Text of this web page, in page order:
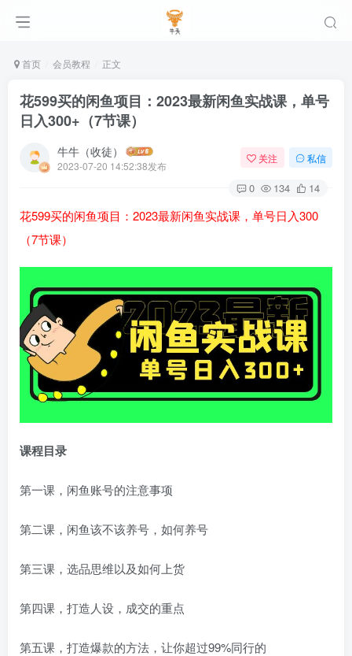
首页 会员教程 正文
花599买的闲鱼项目：2023最新闲鱼实战课，单号
日入300+（7节课）
牛牛（收徒）
2023-07-20 14:52:38发布
关注 私信
0 134 14
花599买的闲鱼项目：2023最新闲鱼实战课，单号日入300
（7节课）
课程目录
第一课，闲鱼账号的注意事项
第二课，闲鱼该不该养号，如何养号
第三课，选品思维以及如何上货
第四课，打造人设，成交的重点
第五课，打造爆款的方法，让你超过99%同行的